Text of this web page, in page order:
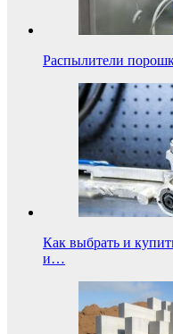
Распылители
Как выбрать и
и…